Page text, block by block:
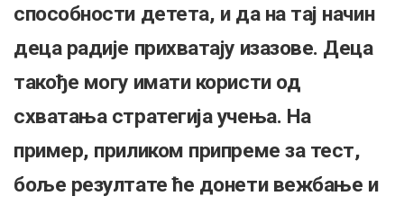
способности детета, и да на тај начин
деца радије прихватају изазове. Деца
такође могу имати користи од
схватања стратегија учења. На
пример, приликом припреме за тест,
боље резултате ће донети вежбање и